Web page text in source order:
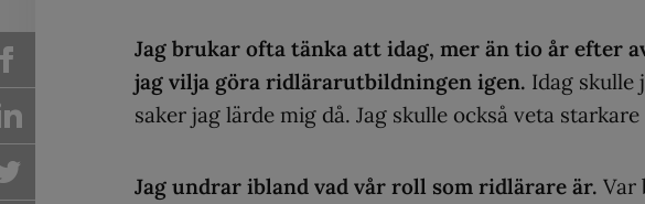
Jag brukar ofta tänka att idag, mer än tio år efter
jag vilja göra ridlärarutbildningen igen. Idag skulle
saker jag lärde mig då. Jag skulle också veta
Jag undrar ibland vad vår roll som ridlärare är. Var